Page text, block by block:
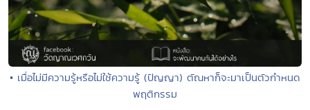
• เมื่อไม่มีความรู้หรือไม่ใช้ความรู้ (ปัญญา) ตัณหาก็จะมาเป็นตัวกำหนด
พฤติกรรม